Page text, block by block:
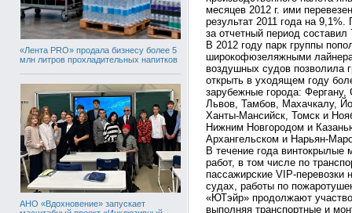
«Лента PRO» продала бизнесу более 5
млн литров прохладительных напитков
АНО «Вдохновение» запускает
месяцев 2012 г. ими
результат 2011 года на 9,1%.
за отчетный период
В 2012 году парк группы
широкофюзеляжными
воздушных судов позволила
открыть в уходящем году
зарубежные города:
Львов, Тамбов, Махачкалу,
Ханты-Мансийск, Томск и
Нижним Новгородом и
Архангельском и Нарьян-
В течение года
работ, в том числе по
пассажирские VIP-
судах, работы по
«ЮТэйр» продолжают
выполняя транспортные и